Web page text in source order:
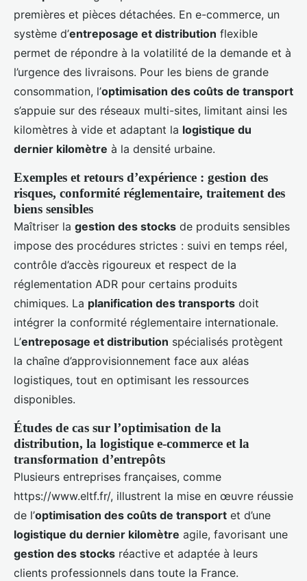
premières et pièces détachées. En e-commerce, un
système d’entreposage et distribution flexible
permet de répondre à la volatilité de la demande et à
l’urgence des livraisons. Pour les biens de grande
consommation, l’optimisation des coûts de transport
s’appuie sur des réseaux multi-sites, limitant ainsi les
kilomètres à vide et adaptant la logistique du
dernier kilomètre à la densité urbaine.
Exemples et retours d’expérience : gestion des
risques, conformité réglementaire, traitement des
biens sensibles
Maîtriser la gestion des stocks de produits sensibles
impose des procédures strictes : suivi en temps réel,
contrôle d’accès rigoureux et respect de la
réglementation ADR pour certains produits
chimiques. La planification des transports doit
intégrer la conformité réglementaire internationale.
L’entreposage et distribution spécialisés protègent
la chaîne d’approvisionnement face aux aléas
logistiques, tout en optimisant les ressources
disponibles.
Études de cas sur l’optimisation de la
distribution, la logistique e-commerce et la
transformation d’entrepôts
Plusieurs entreprises françaises, comme
https://www.eltf.fr/, illustrent la mise en œuvre réussie
de l’optimisation des coûts de transport et d’une
logistique du dernier kilomètre agile, favorisant une
gestion des stocks réactive et adaptée à leurs
clients professionnels dans toute la France.